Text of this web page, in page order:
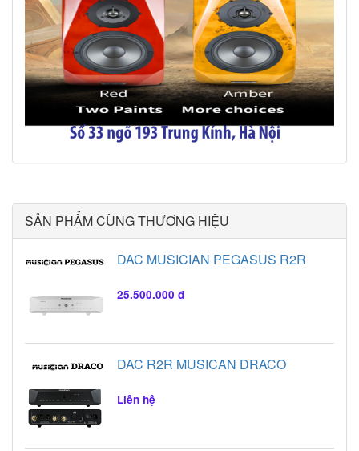
SẢN PHẨM CÙNG THƯƠNG HIỆU
DAC MUSICIAN PEGASUS R2R
25.500.000 đ
DAC R2R MUSICAN DRACO
Liên hệ